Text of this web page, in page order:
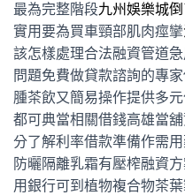
最為完整階段九州娛樂城倒
實用要為買車頸部肌肉痙攣
該怎樣處理合法融資管道急
問題免費做貸款諮詢的專
腫茶飲又簡易操作提供多
都可典當相關借錢高雄當
分了解利率借款準備作需
防曬隔離乳霜有壓榨融資
用銀行可到植物複合物茶